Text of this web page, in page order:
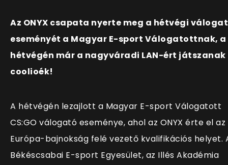
Az ONYX csapata nyerte meg a hétvégi
eseményét a Magyar E-sport Válogatottnak, a
hétvégén már a nagyváradi LAN-ért játszanak
coolioék!
A hétvégén lezajlott a Magyar E-sport Válogatott
CS:GO válogató eseménye, ahol az ONYX érte el az
Európa-bajnokság felé vezető kvalifikációs helyet.
Békéscsabai E-sport Egyesület, az Illés Akadémia